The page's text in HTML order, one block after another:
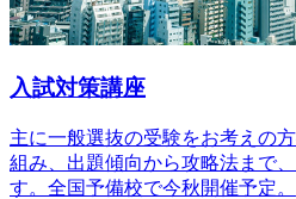
入試対策講座
主に一般選抜の受験をお考えの
組み、出題傾向から攻略法まで
す。全国予備校で今秋開催予定。